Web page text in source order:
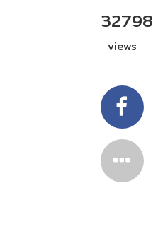
32798
views